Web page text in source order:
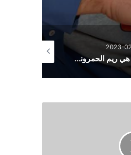
2023-
من هي ريم الحمروني وسبب وفاتها
2023-02-19